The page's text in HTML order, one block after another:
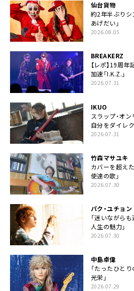
仙台貨物
約2年半ぶりシ
あげだい」
2026.08.05
BREAKERZ
【レポ】19周
加速「I.K.Z.」
2026.07.31
IKUO
スラップ・オ
自分をダイレク
2026.07.31
竹森マサユキ
カバーを超え
使達の歌」
2026.07.30
パク・ユチョン
「迷いながら
人生の魅力」
2026.07.30
中島卓偉
「たったひと
光栄」
2026.07.29